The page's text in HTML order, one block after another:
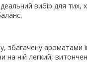
вибір для
ароматами
на ній легкий,